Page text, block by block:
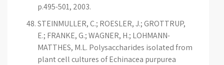
p.495-501, 2003.
STEINMULLER, C.; ROESLER, J.; GROTTRUP,
E.; FRANKE, G.; WAGNER, H.; LOHMANN-
MATTHES, M.L. Polysaccharides isolated from
plant cell cultures of Echinacea purpurea